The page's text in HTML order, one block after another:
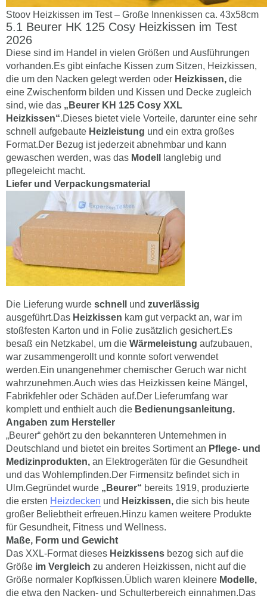
Stoov Heizkissen im Test – Große Innenkissen ca. 43x58cm
Beurer HK 125 Cosy Heizkissen im Test
2026
Diese sind im Handel in vielen Größen und Ausführungen
vorhanden.Es gibt einfache Kissen zum Sitzen, Heizkissen,
die um den Nacken gelegt werden oder Heizkissen, die
eine Zwischenform bilden und Kissen und Decke zugleich
sind, wie das „Beurer KH 125 Cosy XXL
Heizkissen“.Dieses bietet viele Vorteile, darunter eine sehr
schnell aufgebaute Heizleistung und ein extra großes
Format.Der Bezug ist jederzeit abnehmbar und kann
gewaschen werden, was das Modell
langlebig und
pflegeleicht macht.
Liefer und Verpackungsmaterial
Die Lieferung wurde schnell und zuverlässig
ausgeführt.Das Heizkissen kam gut verpackt an, war im
stoßfesten Karton und in Folie zusätzlich gesichert.Es
besaß ein Netzkabel, um die Wärmeleistung aufzubauen,
war zusammengerollt und konnte sofort verwendet
werden.Ein unangenehmer chemischer Geruch war nicht
wahrzunehmen.Auch wies das Heizkissen keine Mängel,
Fabrikfehler oder Schäden auf.Der Lieferumfang war
komplett und enthielt auch die Bedienungsanleitung.
Angaben zum Hersteller
„Beurer“ gehört zu den bekannteren Unternehmen in
Deutschland und bietet ein breites Sortiment an Pflege- und
Medizinprodukten, an Elektrogeräten für die Gesundheit
und das Wohlempfinden.Der Firmensitz befindet sich in
Ulm.Gegründet wurde „Beurer“ bereits 1919, produzierte
die ersten Heizdecken und Heizkissen, die sich bis heute
großer Beliebtheit erfreuen.Hinzu kamen weitere Produkte
für Gesundheit, Fitness und Wellness.
Maße, Form und Gewicht
Das XXL-Format dieses Heizkissens bezog sich auf die
Größe im Vergleich zu anderen Heizkissen, nicht auf die
Größe normaler Kopfkissen.Üblich waren kleinere Modelle,
die etwa den Nacken- und Schulterbereich einnahmen.Das